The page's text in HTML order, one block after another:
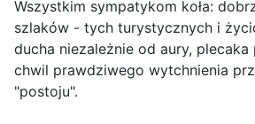
Wszystkim sympatykom koła:
szlaków - tych turystycznych i
ducha niezależnie od aury, plecaka
chwil prawdziwego wytchnienia
"postoju".